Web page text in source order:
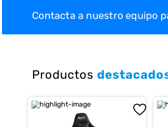
Contacta a nuestro equipo
Productos